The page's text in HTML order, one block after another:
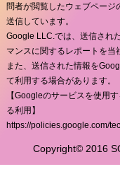
問者が閲覧したウェブペー
送信しています。
Google LLC.では、送信され
マンスに関するレポートを当
また、送信された情報を
て利用する場合があります。
【Googleのサービスを使用
る利用】
https://policies.google.com/
Copyright© 2016